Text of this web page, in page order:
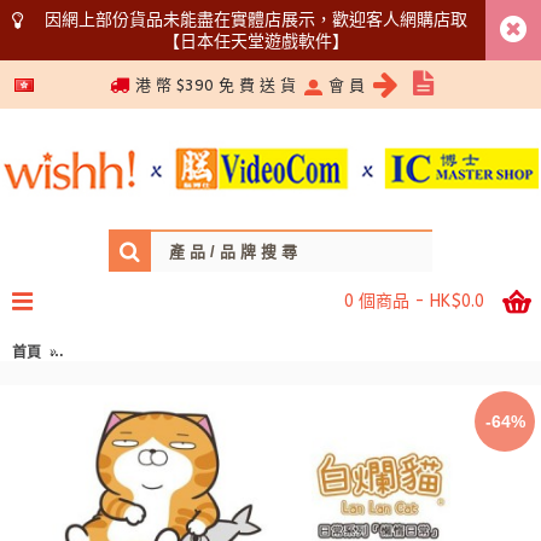
因網上部份貨品未能盡在實體店展示，歡迎客人網購店取
【日本任天堂遊戲軟件】
5366 1340
港 幣 $390 免 費 送 貨 會 員
0 個商品 - HK$0.0
首頁 (盤點激減) SAVEWO X 白爛貓 日常系列「懶惰日常」3D Mask 超立體
-64%